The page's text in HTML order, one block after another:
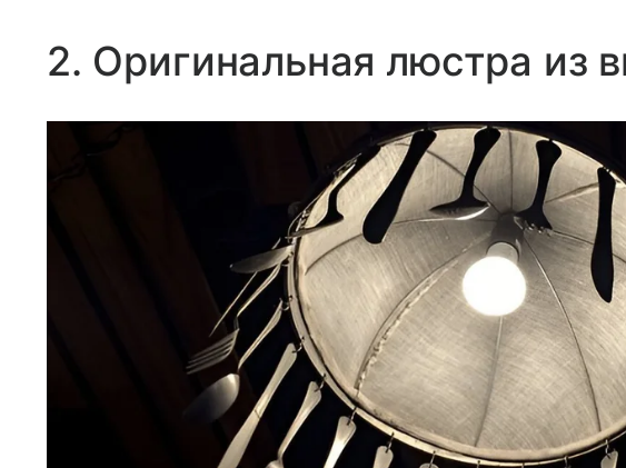
2. Оригинальная люстра из